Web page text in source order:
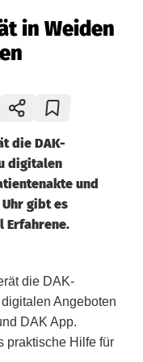
in Weiden
die DAK-
digitalen
und
Uhr gibt es
Erfahrene.